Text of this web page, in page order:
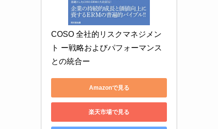
COSO 全社的リスクマネジメン
ト ー戦略およびパフォーマンス
との統合ー
Amazonで見る
楽天市場で見る